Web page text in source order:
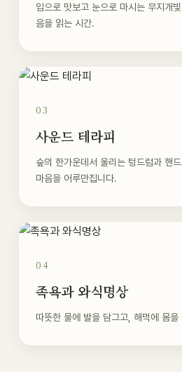
입으로 맛보고 눈으로 마시는 무지개
음을 읽는 시간.
03
사운드 테라피
숲의 한가운데서 울리는 텅드럼과 핸
마음을 어루만집니다.
04
족욕과 와식명상
따뜻한 물에 발을 담그고, 해먹에 몸